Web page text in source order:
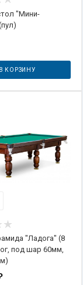
"Мини-
В КОРЗИНУ
"Ладога" (8
под шар 60мм,